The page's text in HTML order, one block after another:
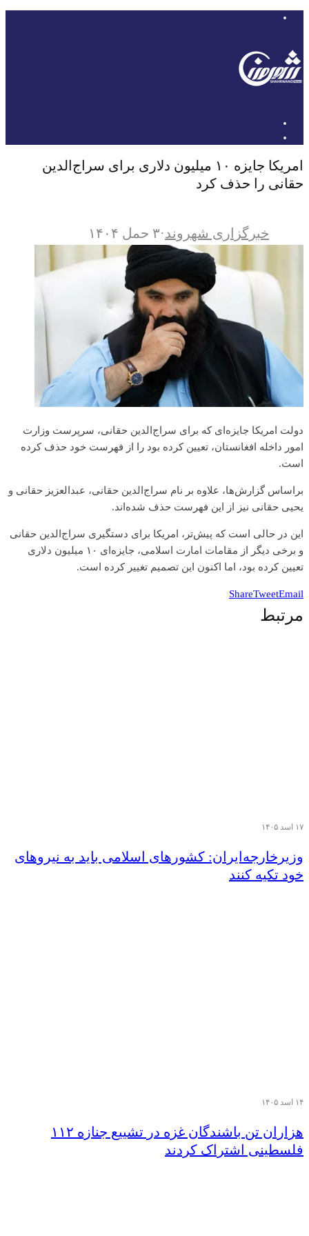
امریکا جایزه ۱۰ میلیون دلاری برای سراج‌الدین
حقانی را حذف کرد
خبرگزاری شهروند·۳ حمل ۱۴۰۴
دولت امریکا جایزه‌ای که برای سراج‌الدین حقانی، سرپرست وزارت
امور داخله افغانستان، تعیین کرده بود را از فهرست خود حذف کرده
است.
براساس گزارش‌ها، علاوه بر نام سراج‌الدین حقانی، عبدالعزیز حقانی و
یحیی حقانی نیز از این فهرست حذف شده‌اند.
این در حالی است که پیش‌تر، امریکا برای دستگیری سراج‌الدین حقانی
و برخی دیگر از مقامات امارت اسلامی، جایزه‌ای ۱۰ میلیون دلاری
تعیین کرده بود، اما اکنون این تصمیم تغییر کرده است.
ShareTweetEmail
مرتبط
۱۷ اسد ۱۴۰۵
وزیر‌خارجه‌ایران: کشورهای اسلامی باید به نیروهای
خود تکیه کنند
۱۴ اسد ۱۴۰۵
هزاران تن‌ باشندگان غزه در تشییع جنازه ۱۱۲
فلسطینی اشتراک کردند